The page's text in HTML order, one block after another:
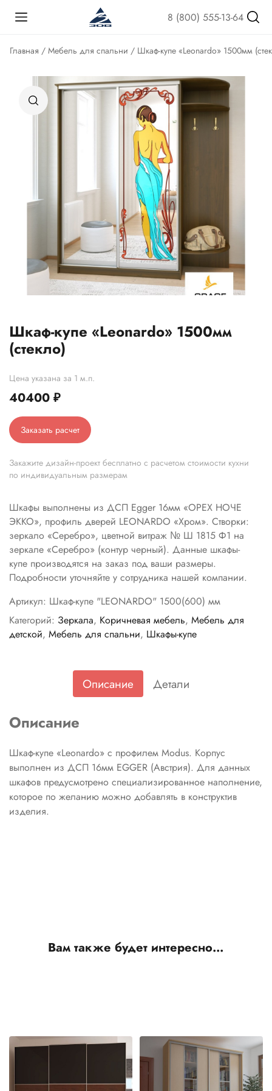
8 (800) 555-13-64
Главная / Мебель для спальни / Шкаф-купе «Leonardo» 1500мм
Шкаф-купе «Leonardo» 1500мм
(стекло)
Цена указана за 1 м.п.
40400 ₽
Заказать расчет
Закажите дизайн-проект бесплатно с расчетом стоимости кухни
по индивидуальным размерам
Шкафы выполнены из ДСП Egger 16мм «ОРЕХ НОЧЕ
ЭККО», профиль дверей LEONARDO «Хром». Створки:
зеркало «Серебро», цветной витраж № Ш 1815 Ф1 на
зеркале «Cеребро» (контур черный). Данные шкафы-
купе производятся на заказ под ваши размеры.
Подробности уточняйте у сотрудника нашей компании.
Артикул: Шкаф-купе "LEONARDO" 1500(600) мм
Категорий: Зеркала, Коричневая мебель, Мебель для
детской, Мебель для спальни, Шкафы-купе
Описание Детали
Описание
Шкаф-купе «Leonardo» с профилем Modus. Корпус
выполнен из ДСП 16мм EGGER (Австрия). Для данных
шкафов предусмотрено специализированное наполнение,
которое по желанию можно добавлять в конструктив
изделия.
Вам также будет интересно…